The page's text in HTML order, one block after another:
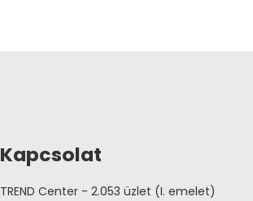
Kapcsolat
TREND Center - 2.053 üzlet (I. emelet)